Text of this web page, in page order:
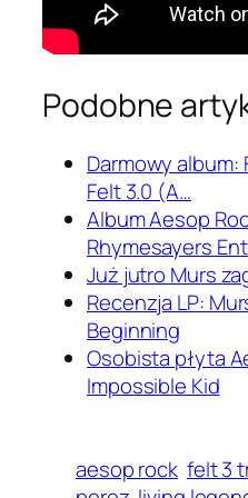
Podobne
Darmowy album:
Felt 3.0 (A…
Album Aesop
Rhymesayers
Już jutro Murs
Recenzja LP:
Beginning
Osobista płyta
Impossible Kid
aesop rock felt 3